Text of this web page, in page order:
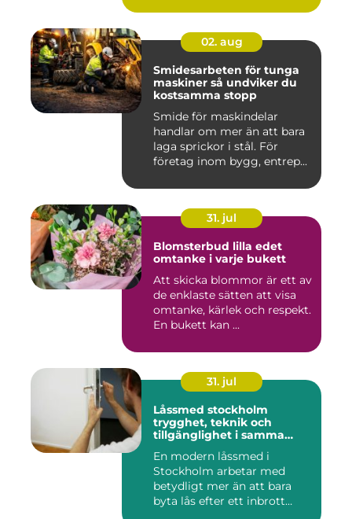
02. aug
Smidesarbeten för tunga
maskiner så undviker du
kostsamma stopp
Smide för maskindelar
handlar om mer än att bara
laga sprickor i stål. För
företag inom bygg, entrep...
31. jul
Blomsterbud lilla edet
omtanke i varje bukett
Att skicka blommor är ett av
de enklaste sätten att visa
omtanke, kärlek och respekt.
En bukett kan ...
31. jul
Låssmed stockholm
trygghet, teknik och
tillgänglighet i samma
En modern låssmed i
Stockholm arbetar med
betydligt mer än att bara
byta lås efter ett inbrott